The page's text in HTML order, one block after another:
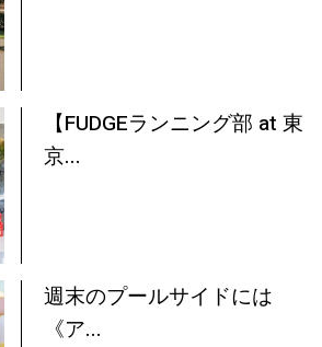
【FUDGEランニング部 at 東
京...
週末のプールサイドには
《ア...